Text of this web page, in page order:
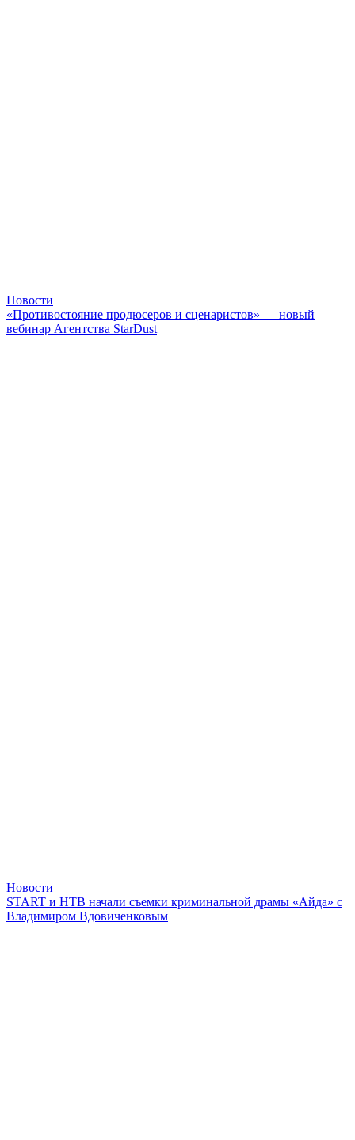
Новости
«Противостояние продюсеров и сценаристов» — новый
вебинар Агентства StarDust
Новости
START и НТВ начали съемки криминальной драмы «Айда» с
Владимиром Вдовиченковым